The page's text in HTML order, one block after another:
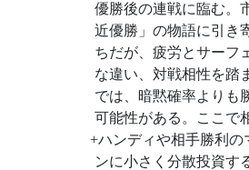
優勝後の連戦に臨む。
近優勝」の物語に引き
ちだが、疲労とサーフ
な違い、対戦相性を踏
では、暗黙確率よりも
可能性がある。ここで
+ハンディや相手勝利の
ンに小さく分散投資す